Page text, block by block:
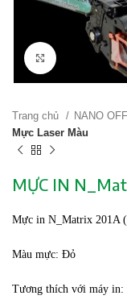
Click to
Trang chủ NANO
Mực Laser Màu
MỰC IN
Mực in N_Matrix 201A
Màu mực: Đỏ
Tương thích với máy in: